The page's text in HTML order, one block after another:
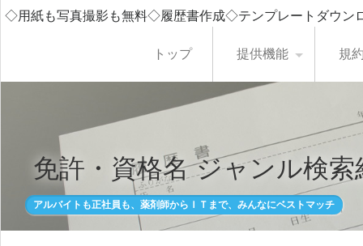
◇用紙も写真撮影も無料◇履歴書作成◇テンプレートダウ
トップ 提供機能 規
免許・資格名 ジャンル検索
アルバイトも正社員も、薬剤師からＩＴまで、みんなにベストマッチ